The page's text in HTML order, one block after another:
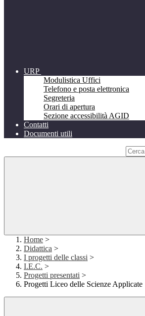
URP
Modulistica Uffici
Telefono e posta elettronica
Segreteria
Orari di apertura
Sezione accessibilità AGID
Contatti
Documenti utili
Home >
Didattica >
I progetti delle classi >
I.E.C. >
Progetti presentati >
Progetti Liceo delle Scienze Applicate